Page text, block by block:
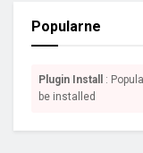
Popularne
Plugin Install
:
be installed